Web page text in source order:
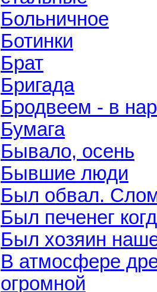
Больничное
Ботинки
Брат
Бригада
Бродвеем - в
Бумага
Бывало, осень
Бывшие люди
Был обвал.
Был печенег
Был хозяин
В атмосфере
огромной